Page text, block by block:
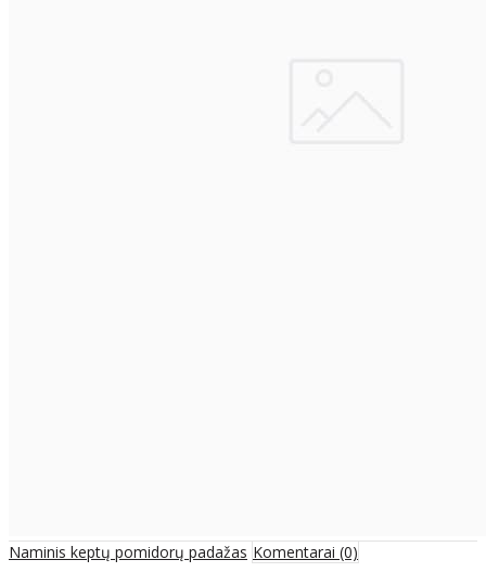
Naminis keptų pomidorų padažas Komentarai (0)